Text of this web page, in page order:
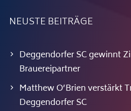
NEUSTE BEITRÄGE
Deggendorfer SC gewinnt
Brauereipartner
Matthew O’Brien verstärkt
Deggendorfer SC